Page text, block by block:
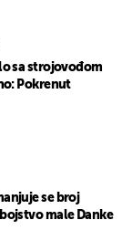
sa strojovođom
Pokrenut
se broj
male Danke